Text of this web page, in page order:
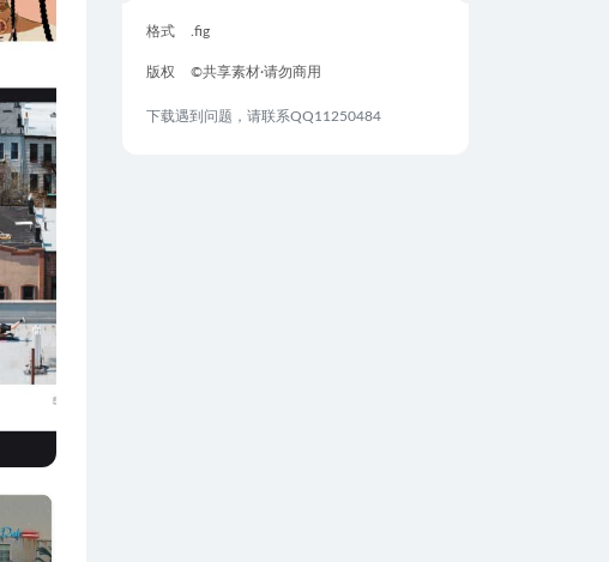
格式 .fig
版权 ©共享素材·请勿商用
下载遇到问题，请联系QQ11250484